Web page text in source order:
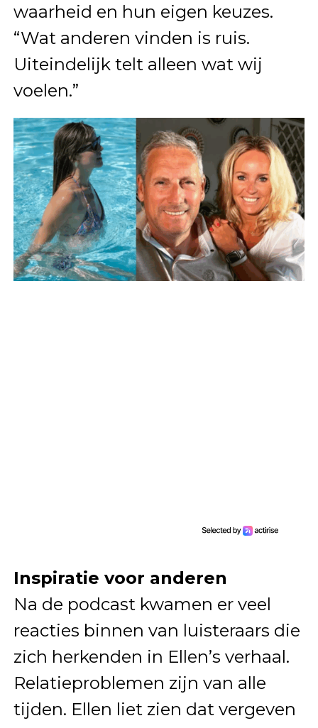
waarheid en hun eigen keuzes.
“Wat anderen vinden is ruis.
Uiteindelijk telt alleen wat wij
voelen.”
Inspiratie voor anderen
Na de podcast kwamen er veel
reacties binnen van luisteraars die
zich herkenden in Ellen’s verhaal.
Relatieproblemen zijn van alle
tijden. Ellen liet zien dat vergeven